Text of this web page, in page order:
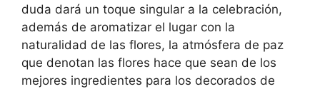
duda dará un toque singular a la celebración,
además de aromatizar el lugar con la
naturalidad de las flores, la atmósfera de paz
que denotan las flores hace que sean de los
mejores ingredientes para los decorados de